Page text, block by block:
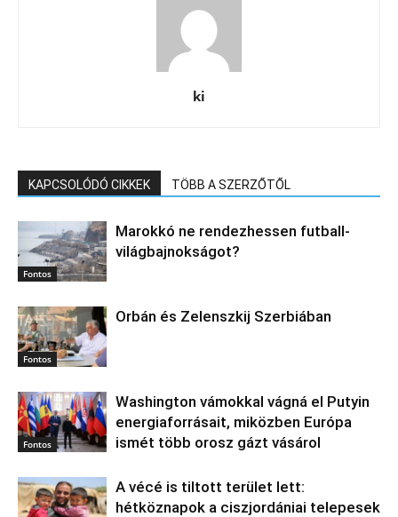
ki
KAPCSOLÓDÓ CIKKEK TÖBB A SZERZŐTŐL
Fontos
Marokkó ne rendezhessen futball-
világbajnokságot?
Fontos
Orbán és Zelenszkij Szerbiában
Fontos
Washington vámokkal vágná el Putyin
energiaforrásait, miközben Európa
ismét több orosz gázt vásárol
A vécé is tiltott terület lett:
hétköznapok a ciszjordániai telepesek